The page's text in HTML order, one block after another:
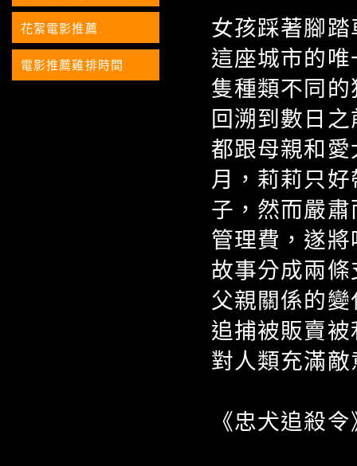
女孩踩著腳
這座城市的
隻種類不同
回溯到數日
都跟母親和
月，莉莉只
子，然而嚴
管理費，遂
故事分成兩
父親關係的
追捕被販賣
對人類充滿
《忠犬追殺
花絮電影推薦
電影推薦雞排時間